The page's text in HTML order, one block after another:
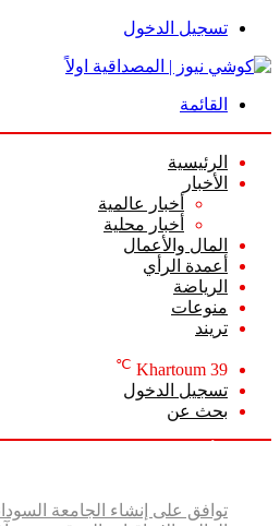
تسجيل الدخول
القائمة
الرئيسية
الأخبار
أخبار عالمية
أخبار محلية
المال والأعمال
أعمدة الرأي
الرياضة
منوعات
تريند
Khartoum 39
℃
تسجيل الدخول
بحث عن
توافق على إنشاء الجامعة